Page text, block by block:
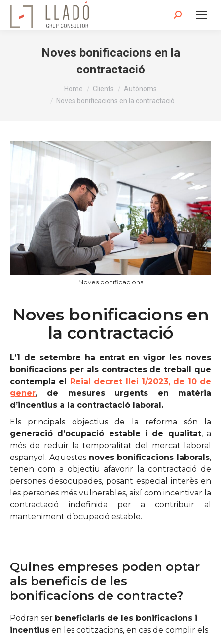
Search:
Noves bonificacions en la
contractació
Home Clients
Autònoms
Noves bonificacions en la contractació
Noves bonificacions
Noves bonificacions en
la contractació
L’1 de setembre ha entrat en vigor les noves
bonificacions per als contractes de treball que
contempla el Reial decret llei 1/2023, de 10 de
gener, de mesures urgents en matèria
d’incentius a la contractació laboral.
Els principals objectius de la reforma són la
generació d’ocupació estable i de qualitat, a
més de reduir la temporalitat del mercat laboral
espanyol. Aquestes noves bonificacions laborals,
tenen com a objectiu afavorir la contractació de
persones desocupades, posant especial interès en
les persones més vulnerables, així com incentivar la
contractació indefinida per a contribuir al
manteniment d’ocupació estable.
Quines empreses poden optar
als beneficis de les
bonificacions de contracte?
Podran ser beneficiaris de les bonificacions i
incentius en les cotitzacions, en cas de complir els